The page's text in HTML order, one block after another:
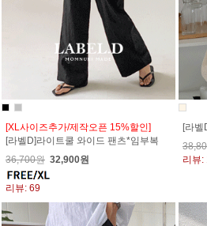
[XL사이즈추가/제작오픈 15%할인]
[라벨D]라이트쿨 와이드 팬츠*임부복
36,700원 32,900원
리뷰: 69
[라
리뷰: